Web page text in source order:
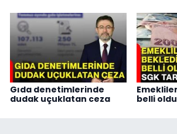
Gıda denetimlerinde
dudak uçuklatan ceza
belli